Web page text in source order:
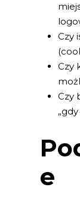
Czy
Czy
Czy
e